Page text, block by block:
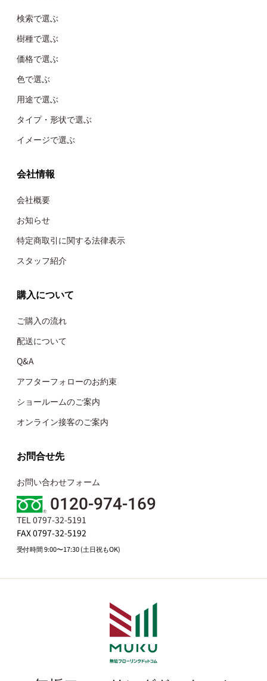
検索で選ぶ
樹種で選ぶ
価格で選ぶ
色で選ぶ
用途で選ぶ
タイプ・形状で選ぶ
イメージで選ぶ
会社情報
会社概要
お知らせ
特定商取引に関する法律表示
スタッフ紹介
購入について
ご購入の流れ
配送について
Q&A
アフターフォローのお約束
ショールームのご案内
オンライン接客のご案内
お問合せ先
お問い合わせフォーム
0120-974-169
TEL 0797-32-5191
FAX 0797-32-5192
受付時間 9:00〜17:30 (土日祝もOK)